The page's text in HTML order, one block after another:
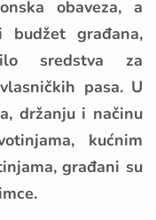
obaveza, a
građana,
sredstva za
pasa. U
držanju i načinu
kućnim
građani su